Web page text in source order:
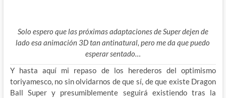
Solo espero que las próximas adaptaciones de Super dejen de
lado esa animación 3D tan antinatural, pero me da que puedo
esperar sentado…
Y hasta aquí mi repaso de los herederos del optimismo
toriyamesco, no sin olvidarnos de que sí, de que existe Dragon
Ball Super y presumiblemente seguirá existiendo tras la